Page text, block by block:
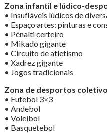
Zona infantil e lúdico-
• Insufláveis lúdicos de
• Espaço artes: pinturas e
• Pénalti certeiro
• Mikado gigante
• Circuito de atletismo
• Xadrez gigante
• Jogos tradicionais
Zona de desportos
• Futebol 3×3
• Andebol
• Voleibol
• Basquetebol